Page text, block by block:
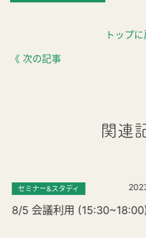
《 次の記事
トップ
関連
セミナー&スタディ
8/5 会議利用